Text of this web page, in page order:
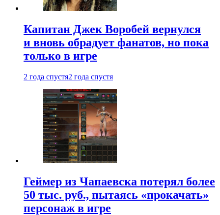
Капитан Джек Воробей вернулся
и вновь обрадует фанатов, но пока
только в игре
2 года спустя2 года спустя
Геймер из Чапаевска потерял более
50 тыс. руб., пытаясь «прокачать»
персонаж в игре